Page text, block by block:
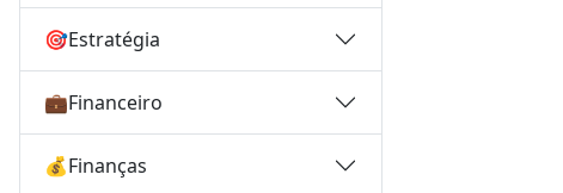
🎯Estratégia
💼Financeiro
💰Finanças